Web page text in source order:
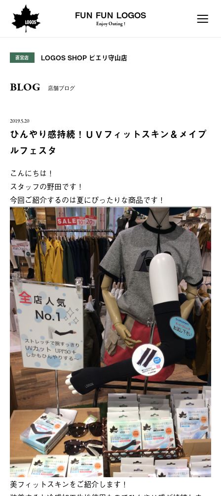
FUN FUN LOGOS
Enjoy Outing !
直営店 LOGOS SHOP ピエリ守山店
BLOG 店舗ブログ
2019.5.20
ひんやり感持続！ＵＶフィットスキン＆メイプ
ルフェスタ
こんにちは！
スタッフの野田です！
今回ご紹介するのは夏にぴったりな商品です！
美フィットスキンをご紹介します！